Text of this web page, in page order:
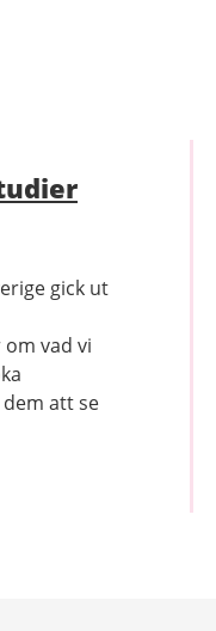
gick ut
vad vi
att se